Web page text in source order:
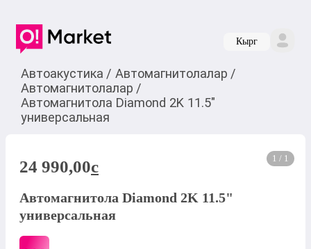
Кырг
Автоакустика / Автомагнитолалар /
Автомагнитолалар /
Автомагнитола Diamond 2K 11.5"
универсальная
1 / 1
24 990,00c
Автомагнитола Diamond 2K 11.5"
универсальная